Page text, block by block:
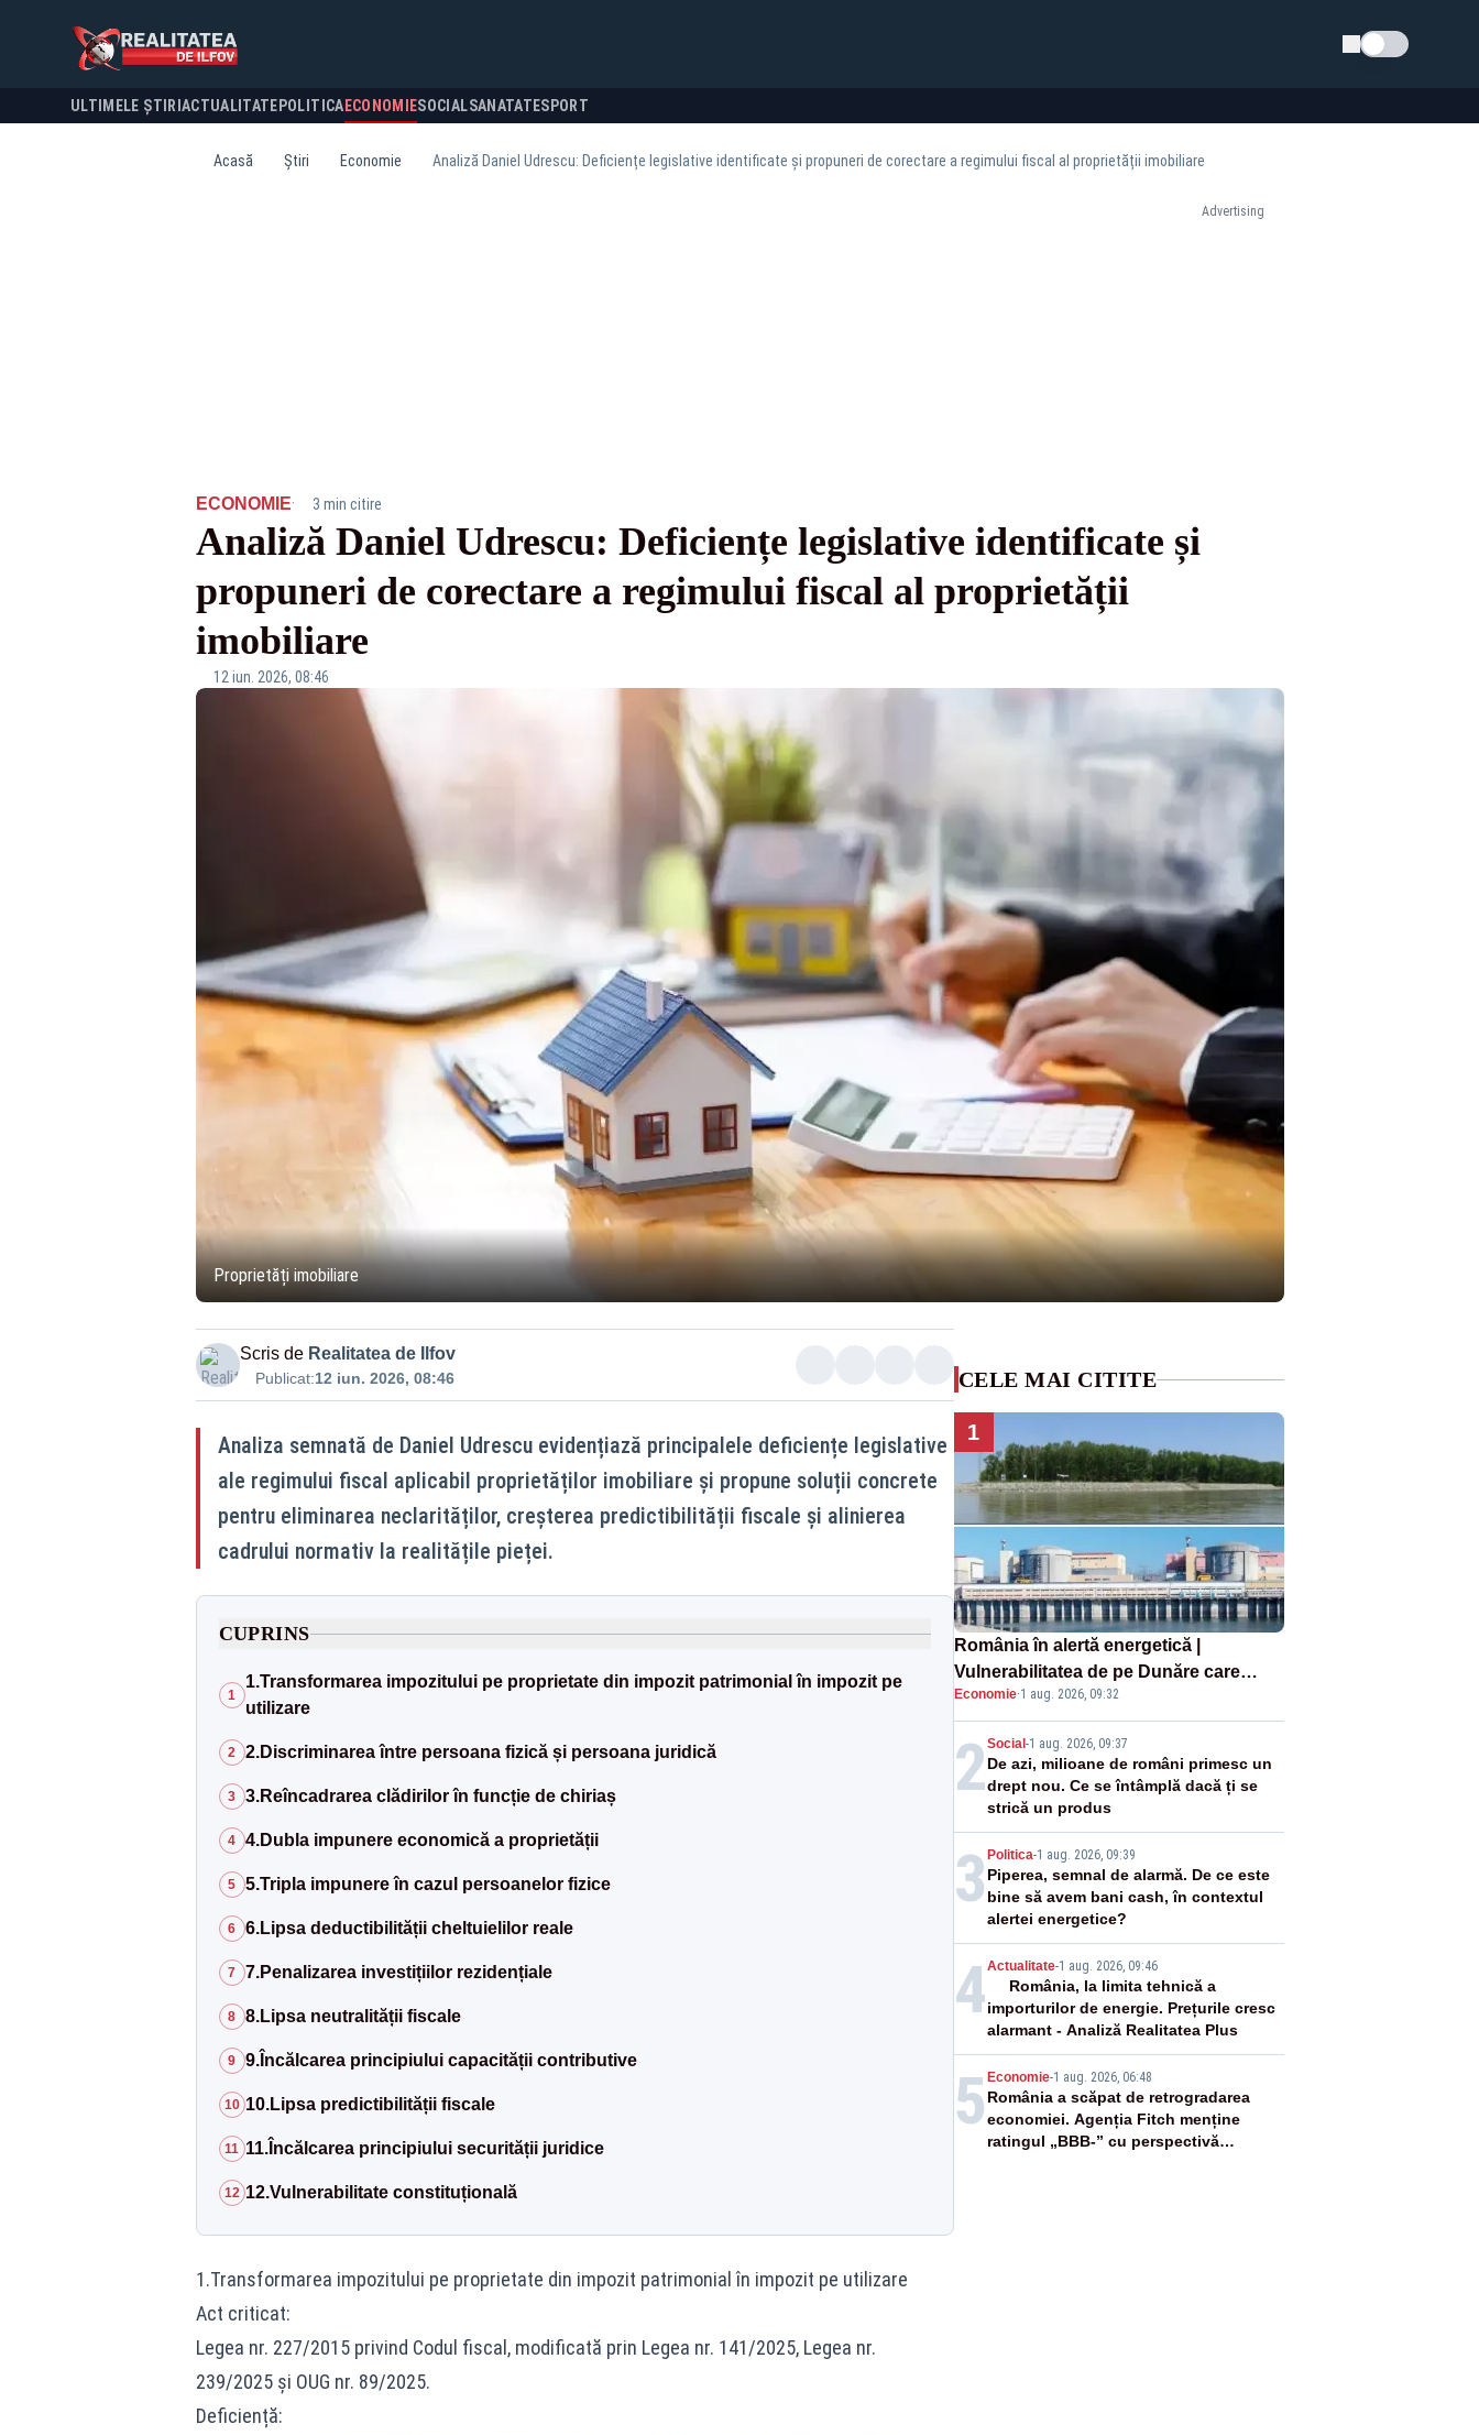
Schimba tema
ULTIMELE ȘTIRI ACTUALITATE POLITICA ECONOMIESOCIALSANATATESPORT
Acasă Știri Economie Analiză Daniel Udrescu: Deficiențe legislative identificate și propuneri de corectare a regimului fiscal al proprietății imobiliare
Advertising
ECONOMIE· 3 min citire
Analiză Daniel Udrescu: Deficiențe legislative identificate și
propuneri de corectare a regimului fiscal al proprietății
imobiliare
12 iun. 2026, 08:46
Proprietăți imobiliare
Scris de Realitatea de Ilfov
Publicat:12 iun. 2026, 08:46
Analiza semnată de Daniel Udrescu evidențiază principalele deficiențe legislative
ale regimului fiscal aplicabil proprietăților imobiliare și propune soluții concrete
pentru eliminarea neclarităților, creșterea predictibilității fiscale și alinierea
cadrului normativ la realitățile pieței.
CUPRINS
1
1.Transformarea impozitului pe proprietate din impozit patrimonial în impozit pe
utilizare
2 2.Discriminarea între persoana fizică și persoana juridică
3 3.Reîncadrarea clădirilor în funcție de chiriaș
4 4.Dubla impunere economică a proprietății
5 5.Tripla impunere în cazul persoanelor fizice
6 6.Lipsa deductibilității cheltuielilor reale
7 7.Penalizarea investițiilor rezidențiale
8 8.Lipsa neutralității fiscale
9 9.Încălcarea principiului capacității contributive
10 10.Lipsa predictibilității fiscale
11 11.Încălcarea principiului securității juridice
12 12.Vulnerabilitate constituțională
1.Transformarea impozitului pe proprietate din impozit patrimonial în impozit pe utilizare
Act criticat:
Legea nr. 227/2015 privind Codul fiscal, modificată prin Legea nr. 141/2025, Legea nr.
239/2025 și OUG nr. 89/2025.
Deficiență:
CELE MAI CITITE
1
România în alertă energetică |
Vulnerabilitatea de pe Dunăre care
pune în pericol Centrala Cernavodă era
cunoscută de pe vremea lui Ceaușescu
Economie·1 aug. 2026, 09:32
2Social -1 aug. 2026, 09:37
De azi, milioane de români primesc un
drept nou. Ce se întâmplă dacă ți se
strică un produs
3 Politica-1 aug. 2026, 09:39
Piperea, semnal de alarmă. De ce este
bine să avem bani cash, în contextul
alertei energetice?
4Actualitate-1 aug. 2026, 09:46
România, la limita tehnică a
importurilor de energie. Prețurile cresc
alarmant - Analiză Realitatea Plus
5 Economie-1 aug. 2026, 06:48
România a scăpat de retrogradarea
economiei. Agenția Fitch menține
ratingul „BBB-” cu perspectivă